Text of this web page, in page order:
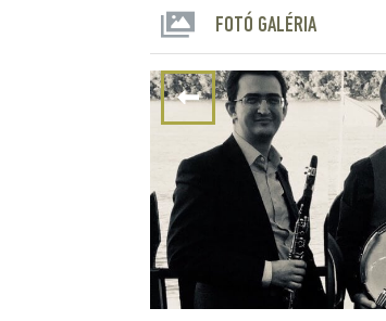
FOTÓ GALÉRIA